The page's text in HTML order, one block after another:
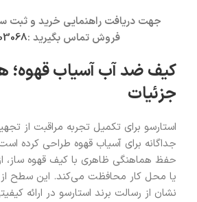
جهت دریافت راهنمایی خرید و ثبت
فروش تماس بگیرید :
کیف ضد آب آسیاب قهوه؛
جزئیات
استارسو برای تکمیل تجربه مراقبت از
جداگانه برای آسیاب قهوه طراحی کرده
حفظ هماهنگی ظاهری با کیف قهوه ساز،
یا محل کار محافظت می‌کند. این سطح
نشان از رسالت برند استارسو در ارائه